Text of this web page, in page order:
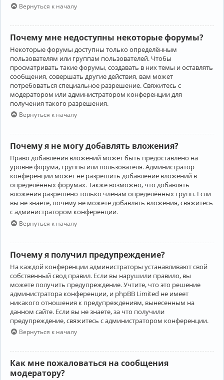
Вернуться к началу
Почему мне недоступны некоторые форумы?
Некоторые форумы доступны только определённым
пользователям или группам пользователей. Чтобы
просматривать такие форумы, создавать в них темы и оставлять
сообщения, совершать другие действия, вам может
потребоваться специальное разрешение. Свяжитесь с
модератором или администратором конференции для
получения такого разрешения.
Вернуться к началу
Почему я не могу добавлять вложения?
Право добавления вложений может быть предоставлено на
уровне форума, группы или пользователя. Администратор
конференции может не разрешить добавление вложений в
определённых форумах. Также возможно, что добавлять
вложения разрешено только членам определённых групп. Если
вы не знаете, почему не можете добавлять вложения, свяжитесь
с администратором конференции.
Вернуться к началу
Почему я получил предупреждение?
На каждой конференции администраторы устанавливают свой
собственный свод правил. Если вы нарушили правило, вы
можете получить предупреждение. Учтите, что это решение
администратора конференции, и phpBB Limited не имеет
никакого отношения к предупреждениям, вынесенным на
данном сайте. Если вы не знаете, за что получили
предупреждение, свяжитесь с администратором конференции.
Вернуться к началу
Как мне пожаловаться на сообщения
модератору?